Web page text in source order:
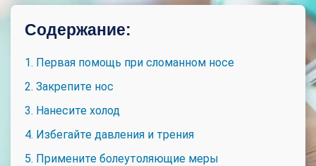
Содержание:
1. Первая помощь при сломанном носе
2. Закрепите нос
3. Нанесите холод
4. Избегайте давления и трения
5. Примените болеутоляющие меры